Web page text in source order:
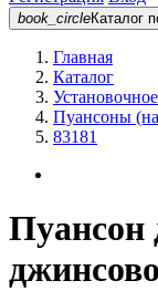
book_circleКаталог
Главная
Каталог
Пуансоны
83181
Пуансон